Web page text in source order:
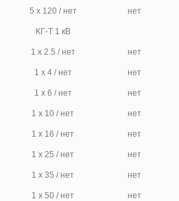
5 х 120 / нет нет
КГ-Т 1 кВ
1 х 2.5 / нет нет
1 х 4 / нет нет
1 х 6 / нет нет
1 х 10 / нет нет
1 х 16 / нет нет
1 х 25 / нет нет
1 х 35 / нет нет
1 х 50 / нет нет